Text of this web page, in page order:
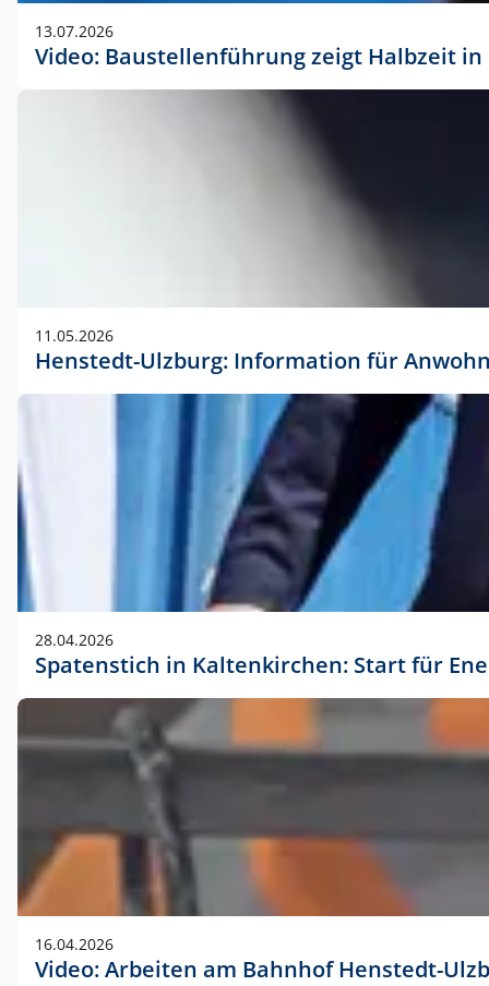
13.07.2026
Video: Baustellenführung zeigt Halbzeit
11.05.2026
Henstedt-Ulzburg: Information für
28.04.2026
Spatenstich in Kaltenkirchen: Start für
16.04.2026
Video: Arbeiten am Bahnhof Henstedt-